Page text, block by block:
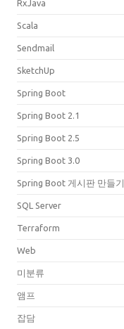
RxJava
Scala
Sendmail
SketchUp
Spring Boot
Spring Boot 2.1
Spring Boot 2.5
Spring Boot 3.0
Spring Boot 게시판 만들기
SQL Server
Terraform
Web
미분류
앰프
잡담